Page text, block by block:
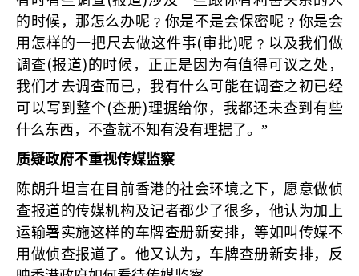
的时候，那怎么办呢﹖你是不是会保密呢﹖你是会
用怎样的一把尺去做这件事(审批)呢﹖以及我们做
调查(报道) 的时候，正正是因为有值得可议之处，
我们才去调查而已，我有什么可能在调查之初已经
可以写到整个(查册)理据给你，我都还未查到有些
什么东西，不查就不知有没有理据了。”
质疑政府不重视传媒监察
陈朗升坦言在目前香港的社会环境之下，愿意做侦
查报道的传媒机构及记者都少了很多，他认为加上
运输署实施这样的车牌查册新安排，等如叫传媒不
用做侦查报道了。他又认为，车牌查册新安排，反